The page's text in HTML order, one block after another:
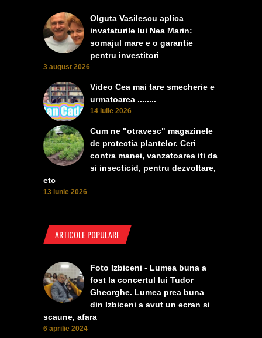
Olguta Vasilescu aplica
invataturile lui Nea Marin:
somajul mare e o garantie
pentru investitori
3 august 2026
Video Cea mai tare smecherie e
urmatoarea ........
14 iulie 2026
Cum ne "otravesc" magazinele
de protectia plantelor. Ceri
contra manei, vanzatoarea iti da
si insecticid, pentru dezvoltare,
etc
13 iunie 2026
ARTICOLE POPULARE
Foto Izbiceni - Lumea buna a
fost la concertul lui Tudor
Gheorghe. Lumea prea buna
din Izbiceni a avut un ecran si
scaune, afara
6 aprilie 2024